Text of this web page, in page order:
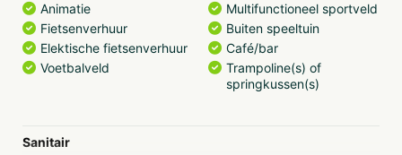
Animatie
Fietsenverhuur
Elektische fietsenverhuur
Voetbalveld
Multifunctioneel sportveld
Buiten speeltuin
Café/bar
Trampoline(s) of
springkussen(s)
Sanitair